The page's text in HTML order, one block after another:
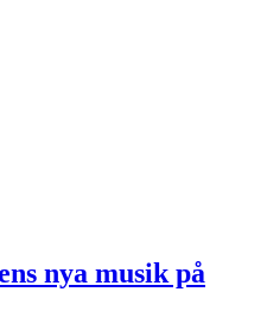
nya musik på